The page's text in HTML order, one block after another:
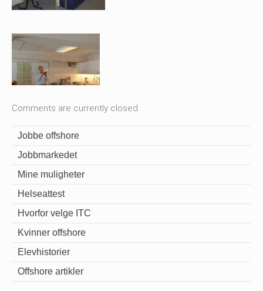
Comments are currently closed.
Jobbe offshore
Jobbmarkedet
Mine muligheter
Helseattest
Hvorfor velge ITC
Kvinner offshore
Elevhistorier
Offshore artikler